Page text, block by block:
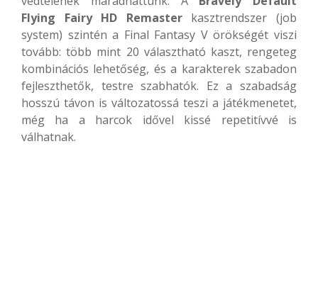
Flying Fairy HD Remasterkasztrendszer (job
system) szintén a Final Fantasy V örökségét viszi
tovább: több mint 20 választható kaszt, rengeteg
kombinációs lehetőség, és a karakterek szabadon
fejleszthetők, testre szabhatók. Ez a szabadság
hosszú távon is változatossá teszi a játékmenetet,
még ha a harcok idővel kissé repetitívvé is
válhatnak.